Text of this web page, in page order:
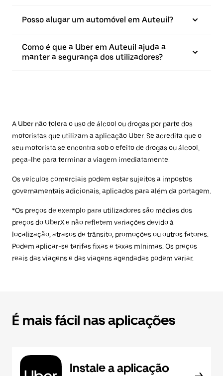
Posso alugar um automóvel em Auteuil?
Como é que a Uber em Auteuil ajuda a
manter a segurança dos utilizadores?
A Uber não tolera o uso de álcool ou drogas por parte dos
motoristas que utilizam a aplicação Uber. Se acredita que o
seu motorista se encontra sob o efeito de drogas ou álcool,
peça-lhe para terminar a viagem imediatamente.
Os veículos comerciais podem estar sujeitos a impostos
governamentais adicionais, aplicados para além da portagem.
*Os preços de exemplo para utilizadores são médias dos
preços do UberX e não refletem variações devido à
localização, atrasos de trânsito, promoções ou outros fatores.
Podem aplicar-se tarifas fixas e taxas mínimas. Os preços
reais das viagens e das viagens agendadas podem variar.
É mais fácil nas aplicações
Instale a aplicação